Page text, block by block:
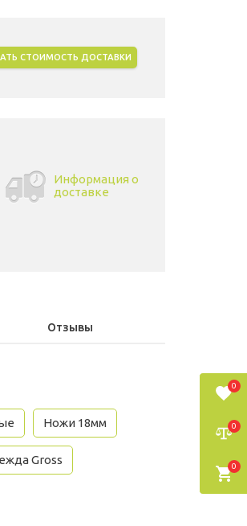
СТОИМОСТЬ ДОСТАВКИ
Информация о
доставке
Отзывы
Ножи 18мм
Gross
0
0
0